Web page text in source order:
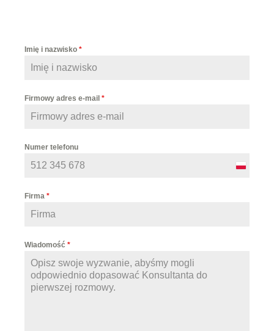
Imię i nazwisko *
Firmowy adres e-mail *
Numer telefonu
P
Firma *
Wiadomość *